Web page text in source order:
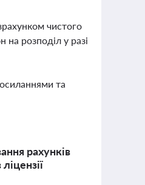
чистого
розподіл у разі
та
рахунків